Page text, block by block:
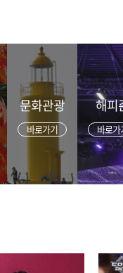
문화관광
바로가기
해피
바로가